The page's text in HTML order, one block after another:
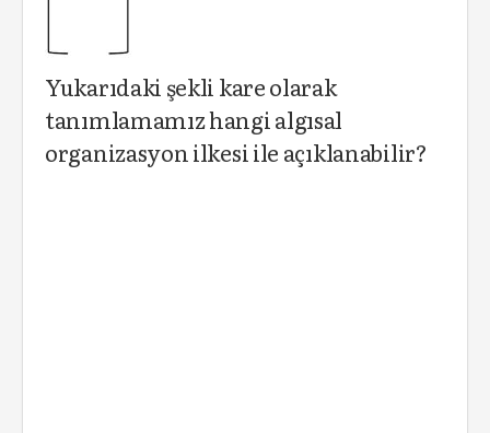
Yukarıdaki şekli kare olarak
tanımlamamız hangi algısal
organizasyon ilkesi ile açıklanabilir?